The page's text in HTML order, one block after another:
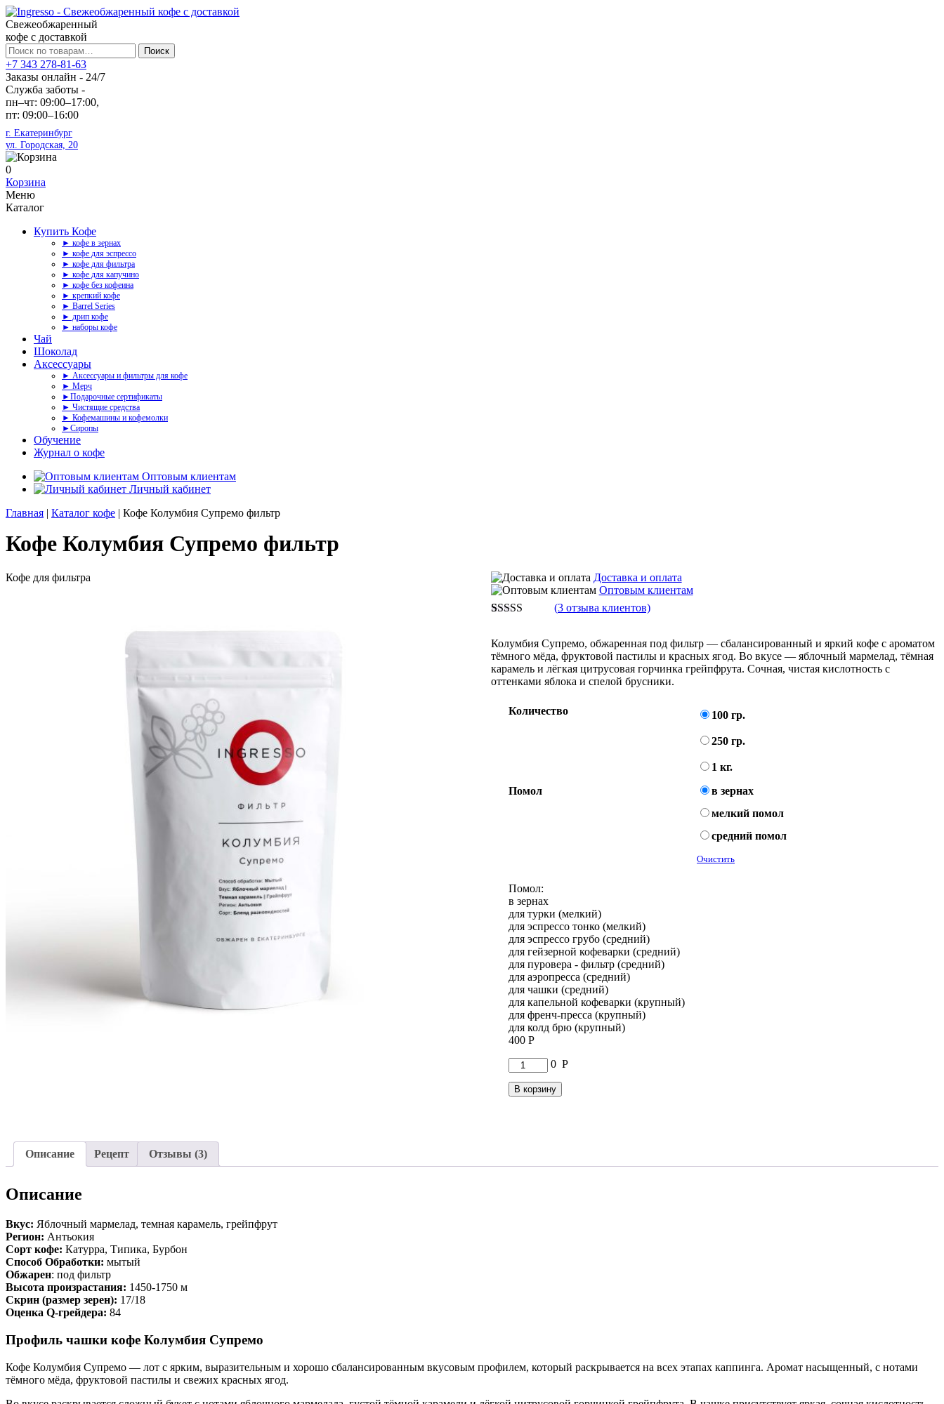
Свежеобжаренный
кофе с доставкой
Искать:
Поиск
+7 343 278-81-63
Заказы онлайн - 24/7
Служба заботы -
пн–чт: 09:00–17:00,
пт: 09:00–16:00
г. Екатеринбург
ул. Городская, 20
0
Корзина
Меню
Каталог
Купить Кофе
► кофе в зернах
► кофе для эспрессо
► кофе для фильтра
► кофе для капучино
► кофе без кофеина
► крепкий кофе
► Barrel Series
► дрип кофе
► наборы кофе
Чай
Шоколад
Аксессуары
► Аксессуары и фильтры для кофе
► Мерч
►Подарочные сертификаты
► Чистящие средства
► Кофемашины и кофемолки
►Сиропы
Обучение
Журнал о кофе
Оптовым клиентам
Личный кабинет
Главная | Каталог кофе | Кофе Колумбия Супремо фильтр
Кофе Колумбия Супремо фильтр
Кофе для фильтра
Доставка и оплата
Оптовым клиентам
основе
опроса
пользователей
(3отзыва клиентов)
Колумбия Супремо, обжаренная под фильтр — сбалансированный и яркий кофе с ароматом
тёмного мёда, фруктовой пастилы и красных ягод. Во вкусе — яблочный мармелад, тёмная
карамель и лёгкая цитрусовая горчинка грейпфрута. Сочная, чистая кислотность с
оттенками яблока и спелой брусники.
Количество 100 гр.
250 гр.
1 кг.
Помол
в зернах
мелкий помол
средний помол
Очистить
Помол:
в зернах
для турки (мелкий)
для эспрессо тонко (мелкий)
для эспрессо грубо (средний)
для гейзерной кофеварки (средний)
для пуровера - фильтр (средний)
для аэропресса (средний)
для чашки (средний)
для капельной кофеварки (крупный)
для френч-пресса (крупный)
для колд брю (крупный)
400Р
Количество
товара
Кофе
0Р
В корзину
Описание Рецепт Отзывы (3)
Описание
Вкус: Яблочный мармелад, темная карамель, грейпфрут
Регион: Антьокия
Сорт кофе: Катурра, Типика, Бурбон
Способ Обработки: мытый
Обжарен: под фильтр
Высота произрастания: 1450-1750 м
Скрин (размер зерен): 17/18
Оценка Q-грейдера: 84
Профиль чашки кофе Колумбия Супремо
Кофе Колумбия Супремо — лот с ярким, выразительным и хорошо сбалансированным вкусовым профилем, который раскрывается на всех этапах каппинга. Аромат насыщенный, с нотами
тёмного мёда, фруктовой пастилы и свежих красных ягод.